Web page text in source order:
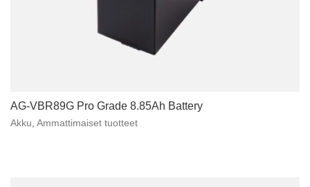
AG-VBR89G Pro Grade 8.85Ah Battery
Akku Ammattimaiset tuotteet